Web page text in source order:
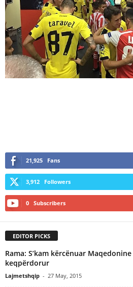
21,925 Fans
3,912 Followers
0 Subscribers
EDITOR PICKS
Rama: S’kam kërcënuar Maqedonine
keqpërdorur
Lajmetshqip - 27 May, 2015